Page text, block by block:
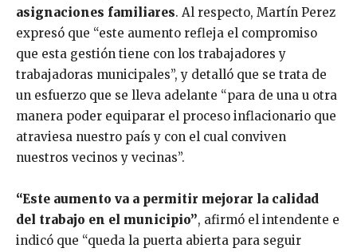
asignaciones familiares. Al respecto, Martín Perez
expresó que “este aumento refleja el compromiso
que esta gestión tiene con los trabajadores y
trabajadoras municipales”, y detalló que se trata de
un esfuerzo que se lleva adelante “para de una u otra
manera poder equiparar el proceso inflacionario que
atraviesa nuestro país y con el cual conviven
nuestros vecinos y vecinas”.
“Este aumento va a permitir mejorar la calidad
del trabajo en el municipio”, afirmó el intendente e
indicó que “queda la puerta abierta para seguir